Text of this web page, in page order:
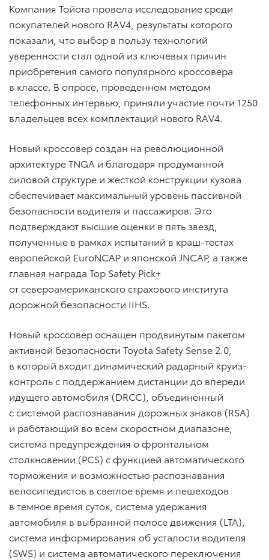
Компания Тойота провела исследование среди
покупателей нового RAV4, результаты которого
показали, что выбор в пользу технологий
уверенности стал одной из ключевых причин
приобретения самого популярного кроссовера
в классе. В опросе, проведенном методом
телефонных интервью, приняли участие почти 1250
владельцев всех комплектаций нового RAV4.
Новый кроссовер создан на революционной
архитектуре TNGA и благодаря продуманной
силовой структуре и жесткой конструкции кузова
обеспечивает максимальный уровень пассивной
безопасности водителя и пассажиров. Это
подтверждают высшие оценки в пять звезд,
полученные в рамках испытаний в краш-тестах
европейской EuroNCAP и японской JNCAP, а также
главная награда Top Safety Pick+
от североамериканского страхового института
дорожной безопасности IIHS.
Новый кроссовер оснащен продвинутым пакетом
активной безопасности Toyota Safety Sense 2.0,
в который входит динамический радарный круиз-
контроль с поддержанием дистанции до впереди
идущего автомобиля (DRCC), объединенный
с системой распознавания дорожных знаков (RSA)
и работающий во всем скоростном диапазоне,
система предупреждения о фронтальном
столкновении (PCS) с функцией автоматического
торможения и возможностью распознавания
велосипедистов в светлое время и пешеходов
в темное время суток, система удержания
автомобиля в выбранной полосе движения (LTA),
система информирования об усталости водителя
(SWS) и система автоматического переключения